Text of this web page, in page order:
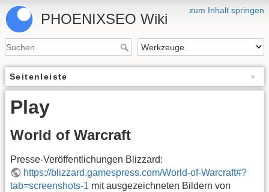
zum Inhalt springen
PHOENIXSEO Wiki
Seitenleiste
Play
World of Warcraft
Presse-Veröffentlichungen Blizzard:
https://blizzard.gamespress.com/World-of-Warcraft#?
tab=screenshots-1 mit ausgezeichneten Bildern von